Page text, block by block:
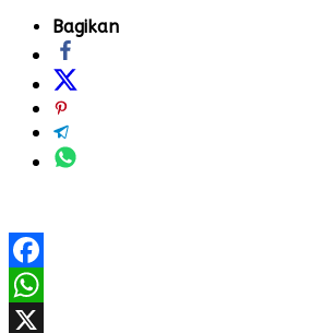
Bagikan
Facebook
WhatsApp